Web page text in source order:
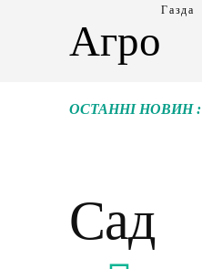
Агро
Газда
ОСТАННІ НОВИН :
Сад